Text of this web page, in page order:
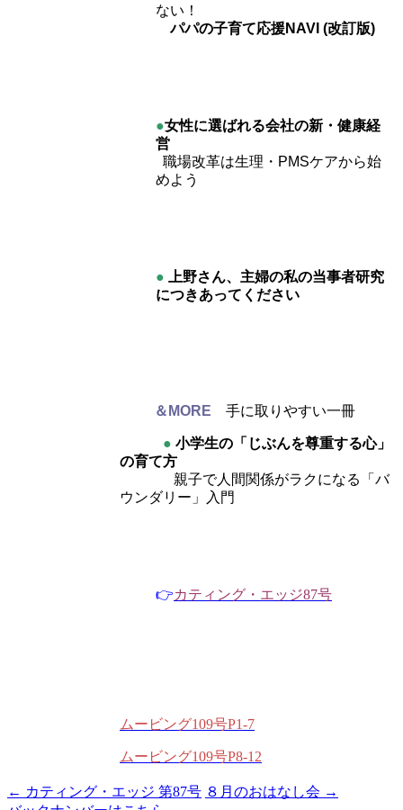
ない！
パパの子育て応援NAVI (改訂版)
●女性に選ばれる会社の新・健康経
営
職場改革は生理・PMSケアから始
めよう
●
上野さん、主婦の私の当事者研究
につきあってください
＆MORE 手に取りやすい一冊
● 小学生の「じぶんを尊重する心」
の育て方
親子で人間関係がラクになる「バ
ウンダリー」入門
👉カティング・エッジ87号
ムービング109号P1-7
ムービング109号P8-12
投
← カティング・エッジ 第87号 ８月のおはなし会 →